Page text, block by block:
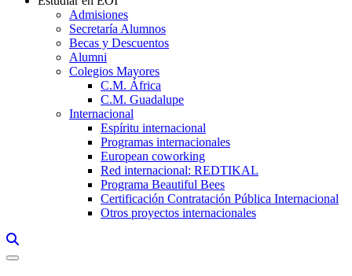
Admisiones
Secretaría Alumnos
Becas y Descuentos
Alumni
Colegios Mayores
C.M. África
C.M. Guadalupe
Internacional
Espíritu internacional
Programas internacionales
European coworking
Red internacional: REDTIKAL
Programa Beautiful Bees
Certificación Contratación Pública Internacional
Otros proyectos internacionales